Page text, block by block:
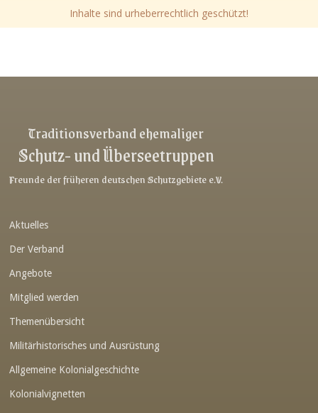
Inhalte sind urheberrechtlich geschützt!
Traditionsverband ehemaliger
Schutz- und Überseetruppen
Freunde der früheren deutschen Schutzgebiete e.V.
Aktuelles
Der Verband
Angebote
Mitglied werden
Themenübersicht
Militärhistorisches und Ausrüstung
Allgemeine Kolonialgeschichte
Kolonialvignetten